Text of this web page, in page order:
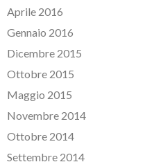
Aprile 2016
Gennaio 2016
Dicembre 2015
Ottobre 2015
Maggio 2015
Novembre 2014
Ottobre 2014
Settembre 2014